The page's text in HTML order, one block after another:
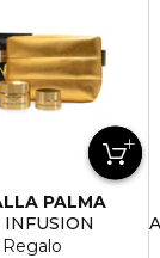
NERO +
PALMA